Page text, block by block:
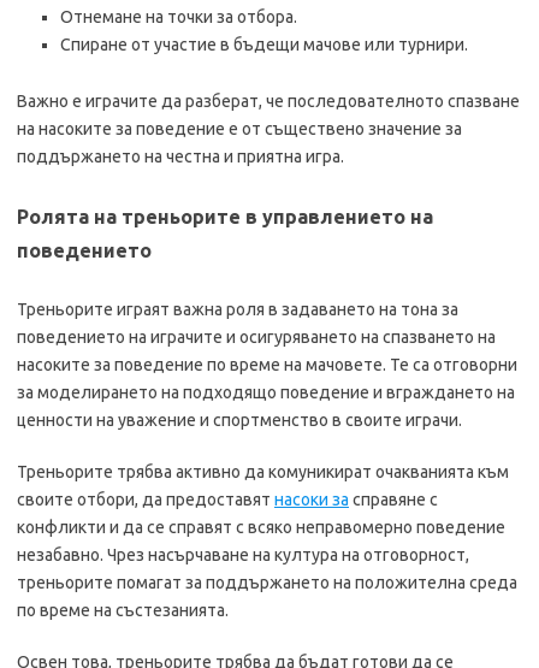
Отнемане на точки за отбора.
Спиране от участие в бъдещи мачове или турнири.
Важно е играчите да разберат, че последователното спазване
на насоките за поведение е от съществено значение за
поддържането на честна и приятна игра.
Ролята на треньорите в управлението на
поведението
Треньорите играят важна роля в задаването на тона за
поведението на играчите и осигуряването на спазването на
насоките за поведение по време на мачовете. Те са отговорни
за моделирането на подходящо поведение и вграждането на
ценности на уважение и спортменство в своите играчи.
Треньорите трябва активно да комуникират очакванията към
своите отбори, да предоставят насоки за справяне с
конфликти и да се справят с всяко неправомерно поведение
незабавно. Чрез насърчаване на култура на отговорност,
треньорите помагат за поддържането на положителна среда
по време на състезанията.
Освен това, треньорите трябва да бъдат готови да се